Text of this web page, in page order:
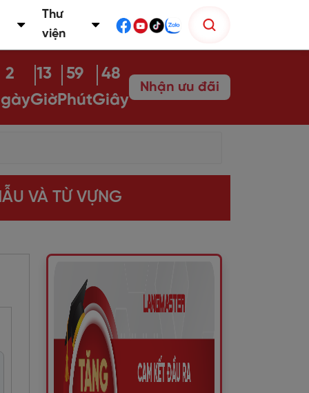
Thư
viện
2
13
Giờ
59
Phút
47
Giây
Nhận ưu đãi
VÀ TỪ VỰNG